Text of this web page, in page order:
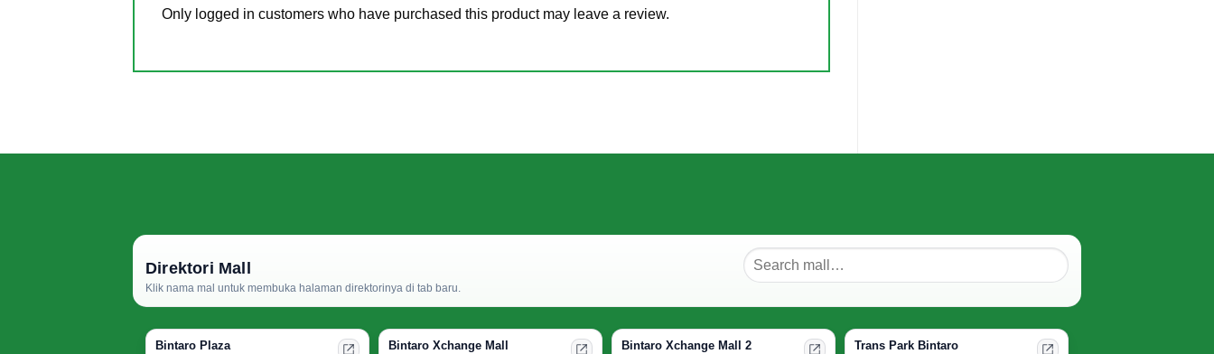
Only logged in customers who have purchased this product may leave a review.
Direktori Mall
Klik nama mal untuk membuka halaman direktorinya di tab baru.
Bintaro Plaza Bintaro Xchange Mall Bintaro Xchange Mall 2 Trans Park Bintaro